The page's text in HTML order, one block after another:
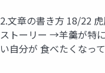
2.文章の書き方 18/22
ストーリー →羊羹が特
い自分が 食べたくなっ